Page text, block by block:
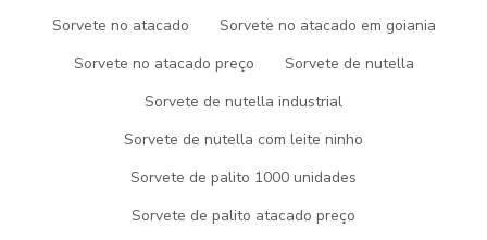
Sorvete no atacado
Sorvete no atacado em goiania
Sorvete no atacado preço
Sorvete de nutella
Sorvete de nutella industrial
Sorvete de nutella com leite ninho
Sorvete de palito 1000 unidades
Sorvete de palito atacado preço
AÇAI NO ATACADO PREÇO
AÇAI PRONTO PARA REVENDA
AÇAI PARA REVENDA
AÇAI PARA VENDER